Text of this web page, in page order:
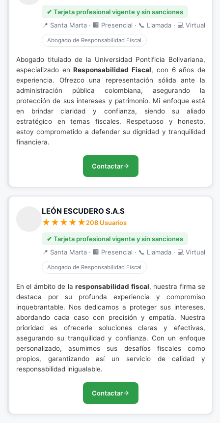
✔ Tarjeta profesional vigente y sin sanciones
📍 Santa Marta · 🏢 Presencial · 📞 Llamada · 💻 Virtual
Abogado de Responsabilidad Fiscal
Abogado titulado de la Universidad Pontificia Bolivariana,
especializado enResponsabilidad Fiscal, con 6 años de
experiencia. Ofrezco una representación sólida ante la
administración pública colombiana, asegurando la
protección de sus intereses y patrimonio. Mi enfoque está
en brindar claridad y confianza, siendo su aliado
estratégico en temas fiscales. Respetuoso y honesto,
estoy comprometido a defender su dignidad y tranquilidad
financiera.
Contactar
LEÓN ESCUDERO S.A.S
208 Usuarios
✔ Tarjeta profesional vigente y sin sanciones
📍 Santa Marta · 🏢 Presencial · 📞 Llamada · 💻 Virtual
Abogado de Responsabilidad Fiscal
En el ámbito de laresponsabilidad fiscal, nuestra firma se
destaca por su profunda experiencia y compromiso
inquebrantable. Nos dedicamos a proteger sus intereses,
abordando cada caso con precisión y empatía. Nuestra
prioridad es ofrecerle soluciones claras y efectivas,
asegurando su tranquilidad y confianza. Con un enfoque
personalizado, asumimos sus desafíos fiscales como
propios, garantizando así un servicio de calidad y
responsabilidad inigualable.
Contactar